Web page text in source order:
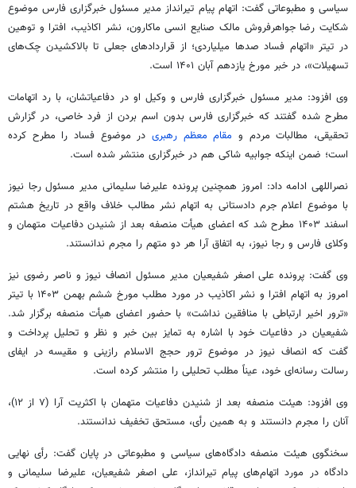
سیاسی و مطبوعاتی گفت: اتهام پیام تیرانداز مدیر مسئول خبرگزاری فارس موضوع
شکایت رضا جواهرفروش مالک صنایع انسی ماکارون، نشر اکاذیب، افترا و توهین
در تیتر «اتهام فساد صدها میلیاردی؛ از قراردادهای جعلی تا بالاکشیدن چک‌های
تسهیلات»، در خبر مورخ یازدهم آبان ۱۴۰۱ است.
وی افزود: مدیر مسئول خبرگزاری فارس و وکیل او در دفاعیاتشان، با رد اتهامات
مطرح شده گفتند که خبرگزاری فارس بدون اسم بردن از فرد خاصی، در گزارش
تحقیقی، مطالبات مردم و مقام معظم رهبری در موضوع فساد را مطرح کرده
است؛ ضمن اینکه جوابیه شاکی هم در خبرگزاری منتشر شده است.
نصراللهی ادامه داد: امروز همچنین پرونده علیرضا سلیمانی مدیر مسئول رجا نیوز
با موضوع اعلام جرم دادستانی به اتهام نشر مطالب خلاف واقع در تاریخ هشتم
اسفند ۱۴۰۳ مطرح شد که اعضای هیأت منصفه بعد از شنیدن دفاعیات متهمان و
وکلای فارس و رجا نیوز، به اتفاق آرا هر دو متهم را مجرم ندانستند.
وی گفت: پرونده علی اصغر شفیعیان مدیر مسئول انصاف نیوز و ناصر رضوی نیز
امروز به اتهام افترا و نشر اکاذیب در مورد مطلب مورخ ششم بهمن
با تیتر
«ترور اخیر ارتباطی با منافقین نداشت» با حضور اعضای هیأت منصفه برگزار شد.
شفیعیان در دفاعیات خود با اشاره به تمایز بین خبر و نظر و تحلیل پرداخت و
گفت که انصاف نیوز در موضوع ترور حجج الاسلام رازینیو مقیسه در ایفای
رسالت رسانه‌ای خود، عیناً مطلب تحلیلی را منتشر کرده است.
وی افزود: هیئت منصفه بعد از شنیدن دفاعیات متهمان با اکثریت آرا (۷ از ۱۲)،
آنان را مجرم دانستند و به همین رأی، مستحق تخفیف ندانستند.
سخنگوی هیئت منصفه دادگاه‌های سیاسی و مطبوعاتی در پایان گفت: رأی نهایی
دادگاه در مورد اتهام‌های پیام تیرانداز، علی اصغر شفیعیان، علیرضا سلیمانی و